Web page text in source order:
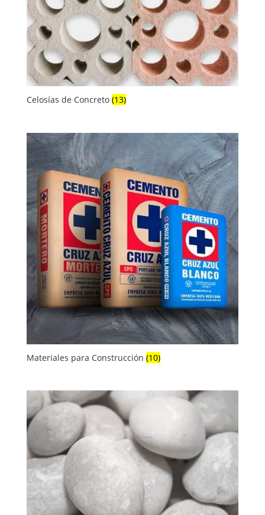
Celosías de Concreto (13)
Materiales para Construcción (10)